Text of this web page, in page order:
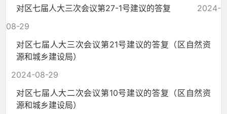
对区七届人大三次会议第27-1号建议的答复
2024-
08-29
对区七届人大三次会议第21号建议的答复（区自然资
源和城乡建设局）
2024-08-29
对区七届人大二次会议第10号建议的答复（区自然资
源和城乡建设局）